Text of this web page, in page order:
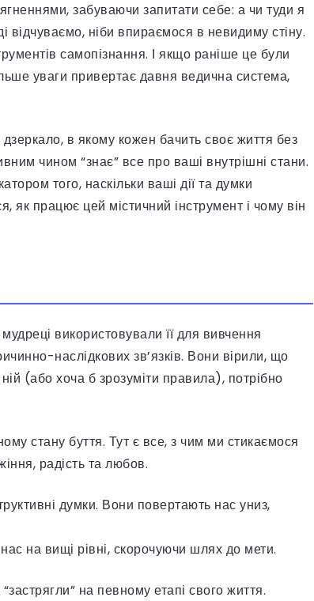
забуваючи запитати себе: а чи туди я
відчуваємо, ніби впираємося в невидиму стіну.
самопізнання. І якщо раніше це були
уваги привертає давня ведична система,
в якому кожен бачить своє життя без
чином “знає” все про ваші внутрішні стани.
того, наскільки ваші дії та думки
як працює цей містичний інструмент і чому він
використовували її для вивчення
наслідкових зв’язків. Вони вірили, що
(або хоча б зрозуміти правила), потрібно
стану буття. Тут є все, з чим ми стикаємося
радість та любов.
думки. Вони повертають нас униз,
на вищі рівні, скорочуючи шлях до мети.
на певному етапі свого життя.